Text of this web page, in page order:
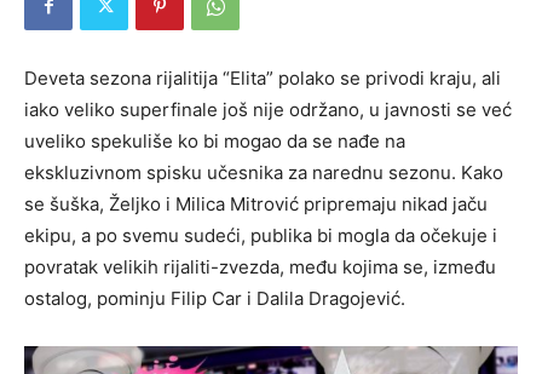
Deveta sezona rijalitija “Elita” polako se privodi kraju, ali
iako veliko superfinale još nije održano, u javnosti se već
uveliko spekuliše ko bi mogao da se nađe na
ekskluzivnom spisku učesnika za narednu sezonu. Kako
se šuška, Željko i Milica Mitrović pripremaju nikad jaču
ekipu, a po svemu sudeći, publika bi mogla da očekuje i
povratak velikih rijaliti-zvezda, među kojima se, između
ostalog, pominju Filip Car i Dalila Dragojević.